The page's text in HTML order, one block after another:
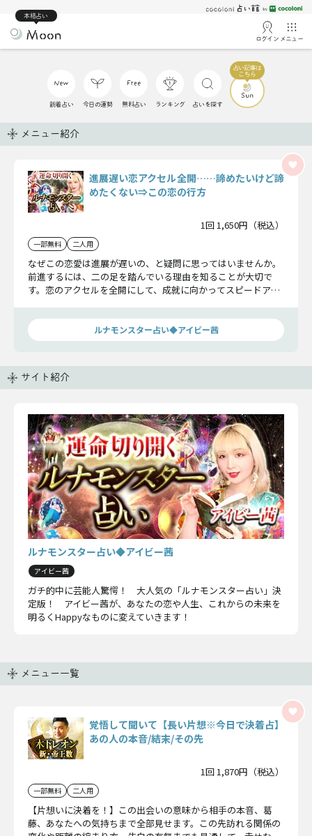
本格占い
ログイン メニュー
新着占い 今日の運勢 無料占い ランキング 占いを探す
メニュー紹介
進展遅い恋アクセル全開……諦めたいけど諦
めたくない⇒この恋の行方
1回 1,650円（税込）
一部無料 二人用
なぜこの恋愛は進展が遅いの、と疑問に思ってはいませんか。
前進するには、二の足を踏んでいる理由を知ることが大切で
す。恋のアクセルを全開にして、成就に向かってスピードアッ
ルナモンスター占い◆アイビー茜
サイト紹介
ルナモンスター占い◆アイビー茜
アイビー茜
ガチ的中に芸能人驚愕！ 大人気の「ルナモンスター占い」決
定版！ アイビー茜が、あなたの恋や人生、これからの未来を
明るくHappyなものに変えていきます！
メニュー一覧
覚悟して聞いて【長い片想※今日で決着占】
あの人の本音/結末/その先
1回 1,870円（税込）
一部無料 二人用
【片想いに決着を！】この出会いの意味から相手の本音、葛
藤、あなたへの気持ちまで全部見せます。この先訪れる関係の